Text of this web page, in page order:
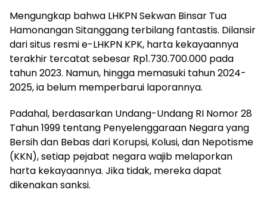
Mengungkap bahwa LHKPN Sekwan Binsar Tua
Hamonangan Sitanggang terbilang fantastis. Dilansir
dari situs resmi e-LHKPN KPK, harta kekayaannya
terakhir tercatat sebesar Rp1.730.700.000 pada
tahun 2023. Namun, hingga memasuki tahun 2024-
2025, ia belum memperbarui laporannya.
Padahal, berdasarkan Undang-Undang RI Nomor 28
Tahun 1999 tentang Penyelenggaraan Negara yang
Bersih dan Bebas dari Korupsi, Kolusi, dan Nepotisme
(KKN), setiap pejabat negara wajib melaporkan
harta kekayaannya. Jika tidak, mereka dapat
dikenakan sanksi.